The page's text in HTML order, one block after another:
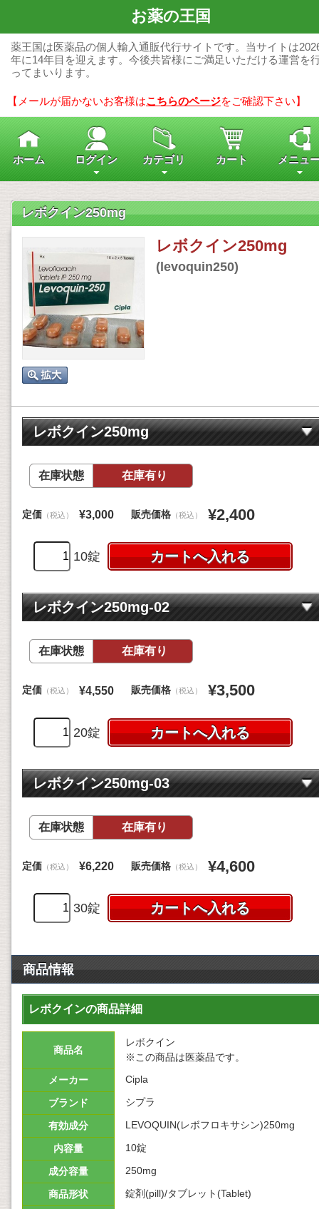
お薬の王国
薬王国は医薬品の個人輸入通販代行サイトです。当サイトは
年に14年目を迎えます。今後共皆様にご満足いただける運営を
ってまいります。
【メールが届かないお客様はこちらのページをご確認下さい】
ホーム ログイン カテゴリ カート メニュ
レボクイン250mg
レボクイン250mg
(levoquin250)
レボクイン250mg
在庫状態 在庫有り
定価 （税込） ¥3,000 販売価格 （税込） ¥2,400
10錠
レボクイン250mg-02
在庫状態 在庫有り
定価 （税込） ¥4,550 販売価格 （税込） ¥3,500
20錠
レボクイン250mg-03
在庫状態 在庫有り
定価 （税込） ¥6,220 販売価格 （税込） ¥4,600
30錠
商品情報
レボクインの商品詳細
商品名
レボクイン
※この商品は医薬品です。
メーカー
Cipla
ブランド シプラ
有効成分 LEVOQUIN(レボフロキサシン)250mg
内容量 10錠
成分容量 250mg
商品形状 錠剤(pill)/タブレット(Tablet)